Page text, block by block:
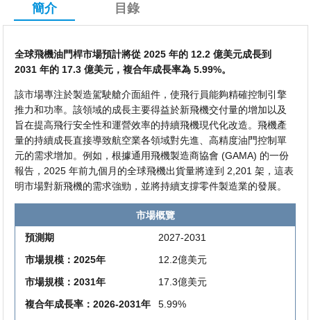
簡介 目錄
全球飛機油門桿市場預計將從 2025 年的 12.2 億美元成長到
2031 年的 17.3 億美元，複合年成長率為 5.99%。
該市場專注於製造駕駛艙介面組件，使飛行員能夠精確控制引擎
推力和功率。該領域的成長主要得益於新飛機交付量的增加以及
旨在提高飛行安全性和運營效率的持續飛機現代化改造。飛機產
量的持續成長直接導致航空業各領域對先進、高精度油門控制單
元的需求增加。例如，根據通用飛機製造商協會 (GAMA) 的一份
報告，2025 年前九個月的全球飛機出貨量將達到 2,201 架，這表
明市場對新飛機的需求強勁，並將持續支撐零件製造業的發展。
市場概覽
預測期
2027-2031
市場規模：2025年
12.2億美元
市場規模：2031年
17.3億美元
複合年成長率：2026-2031年
5.99%